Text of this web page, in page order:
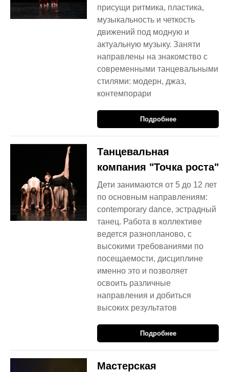
присущи ритмика, пластика,
музыкальность и четкость
движений под модную и
актуальную музыку. Заняти
направлены на знакомство с
современными танцевальными
стилями: модерн, джаз,
контемпорари
Подробнее
Танцевальная
компания "Точка роста"
Дети занимаются от 5 до 12 лет
по основным направлениям:
contemporary dance, эстрадный
танец. Работа в коллективе
ведется разнопланово, с
высокими требованиями по
посещаемости, дисциплине
именно это и позволяет
освоить различные
направления и добиться
высоких результатов
Подробнее
Мастерская